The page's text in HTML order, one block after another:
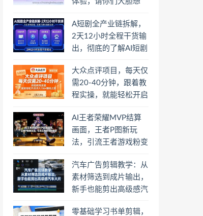
A短剧全产业链拆解，
2天12小时全程干货输
出，彻底的了解AI短剧
大众点评项目，每天仅
需20-40分钟，跟着教
程实操，就能轻松开启
AI王者荣耀MVP结算
画面，王者P图新玩
法，引流王者游戏粉变
汽车广告剪辑教学：从
素材筛选到成片输出，
新手也能剪出高级感汽
零基础学习书单剪辑，